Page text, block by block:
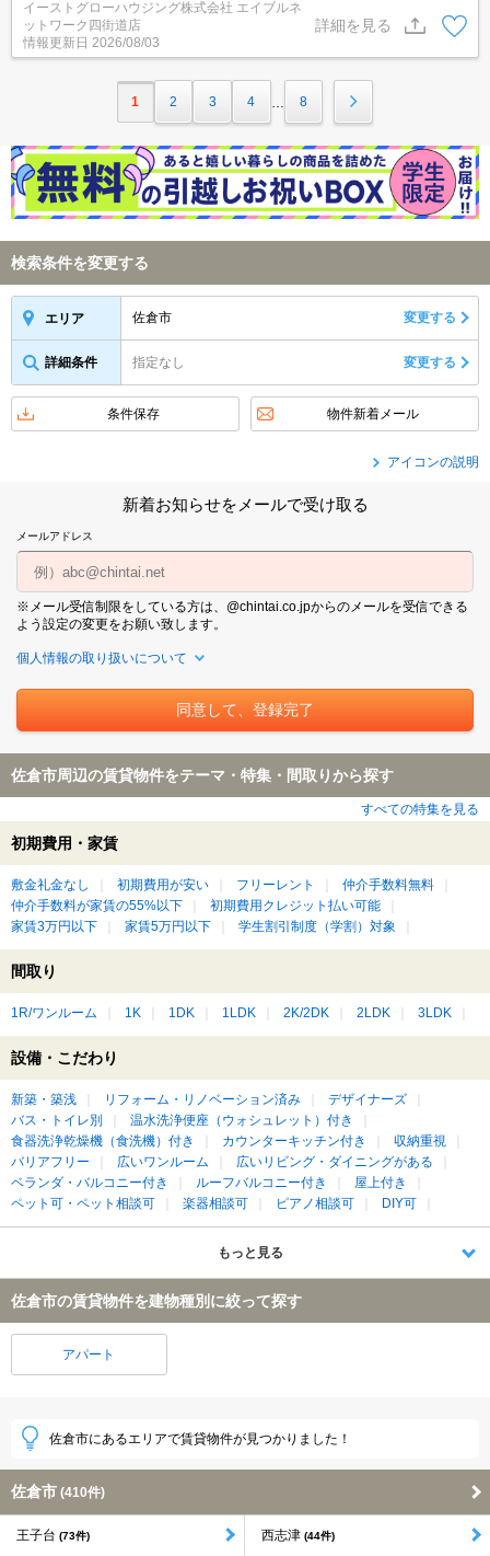
イーストグローハウジング株式会社 エイブルネ
ットワーク四街道店
情報更新日 2026/08/03
詳細を見る
1 2 3 4 8
検索条件を変更する
エリア 佐倉市 変更する
詳細条件 指定なし 変更する
条件保存 物件新着メール
アイコンの説明
新着お知らせをメールで受け取る
メールアドレス
※メール受信制限をしている方は、@chintai.co.jpからのメールを受信できる
よう設定の変更をお願い致します。
個人情報の取り扱いについて
佐倉市周辺の賃貸物件をテーマ・特集・間取りから探す
すべての特集を見る
初期費用・家賃
敷金礼金なし 初期費用が安い フリーレント
仲介手数料無料
仲介手数料が家賃の55%以下
初期費用クレジット払い可能
家賃3万円以下
家賃5万円以下 学生割引制度（学割）対象
間取り
1R/ワンルーム 1K 1DK 1LDK 2K/2DK 2LDK 3LDK
設備・こだわり
新築・築浅 リフォーム・リノベーション済み
デザイナーズ
バス・トイレ別
温水洗浄便座（ウォシュレット）付き
食器洗浄乾燥機（食洗機）付き
カウンターキッチン付き
収納重視
バリアフリー
広いワンルーム
広いリビング・ダイニングがある
ベランダ・バルコニー付き
ルーフバルコニー付き
屋上付き
ペット可・ペット相談可
楽器相談可 ピアノ相談可 DIY可
もっと見る
佐倉市の賃貸物件を建物種別に絞って探す
アパート
佐倉市にあるエリアで賃貸物件が見つかりました！
佐倉市 (410件)
王子台 (73件) 西志津 (44件)